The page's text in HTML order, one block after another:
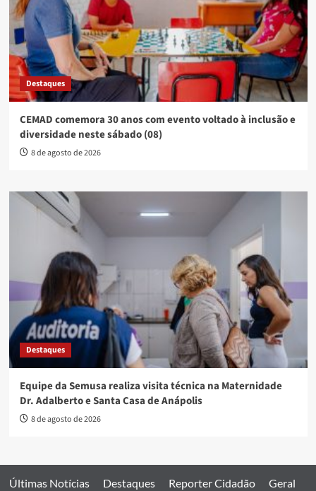
Destaques
CEMAD comemora 30 anos com evento voltado à inclusão e
diversidade neste sábado (08)
8 de agosto de 2026
Destaques
Equipe da Semusa realiza visita técnica na Maternidade
Dr. Adalberto e Santa Casa de Anápolis
8 de agosto de 2026
Últimas Notícias Destaques Reporter Cidadão Geral